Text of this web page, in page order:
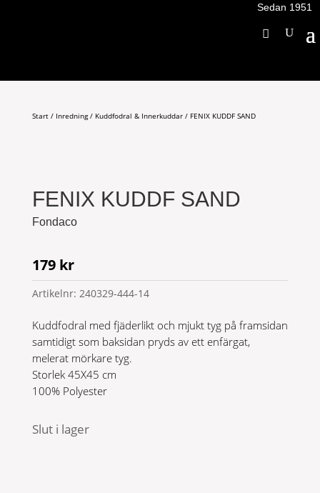
Sedan 1951
Start/ Inredning/ Kuddfodral & Innerkuddar/ FENIX KUDDF SAND
FENIX KUDDF SAND
Fondaco
179 kr
Artikelnr: 240329-444-14
Kuddfodral med fjäderlikt och mjukt tyg på framsidan
samtidigt som baksidan pryds av ett enfärgat,
melerat mörkare tyg.
Storlek 45X45 cm
100% Polyester
Slut i lager